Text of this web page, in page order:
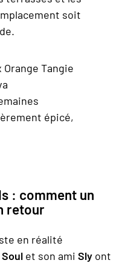
soit
Orange Tangie
épicé,
: comment un
retour
en réalité
Soul et son ami Sly ont